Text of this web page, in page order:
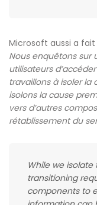
Microsoft aussi a fait
Nous enquêtons sur
utilisateurs
travaillons à isoler la
isolons la cause
vers d’autres
rétablissement du
While we
transitioning
components to